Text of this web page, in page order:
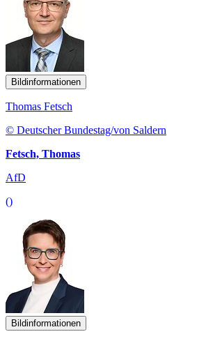
Bildinformationen
Thomas Fetsch
© Deutscher Bundestag/von Saldern
Fetsch, Thomas
AfD
()
Bildinformationen